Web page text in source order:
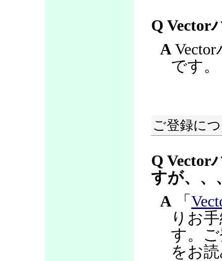
Q Vector
A
です。
ご登録に
Q Vector
すが、、
A 「
りお
す。
をお